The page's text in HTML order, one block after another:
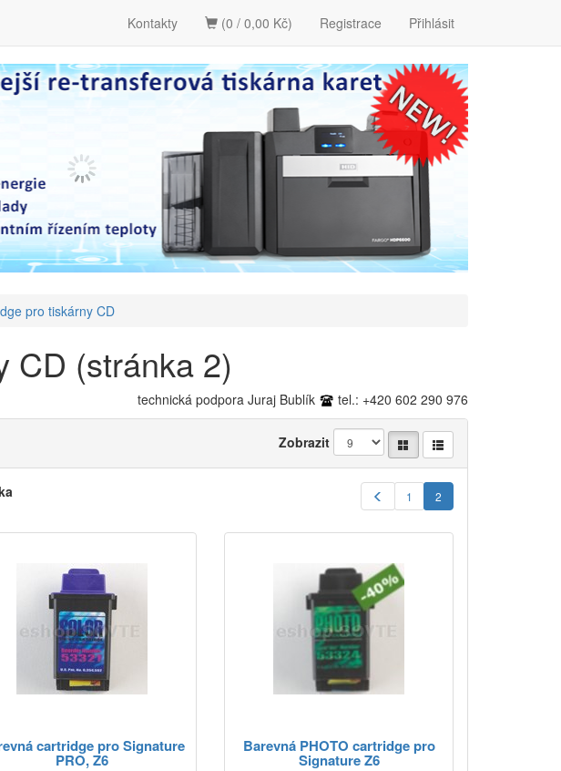
Registrace Přihlásit
Kontakty (0 / 0,00 Kč)
pro tiskárny CD
CD (stránka 2)
technická podpora Juraj Bublík tel.: +420 602 290 976
Zobrazit
1 2
cartridge pro Signature
PRO, Z6
Barevná PHOTO cartridge pro
Signature Z6